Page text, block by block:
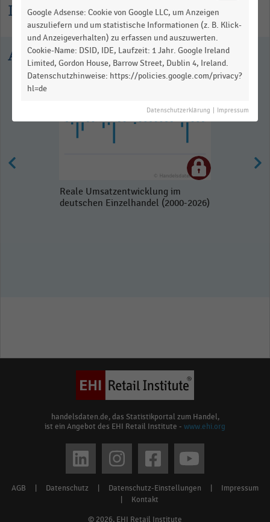
Informationen zur Statistik
Ausgewählte Statistiken
Reale Umsatzentwicklung im
deutschen Einzelhandel (2000-2026)
handelsdaten.de, das Statistikportal zum Handel,
ist ein Angebot des EHI Retail Institute - www.ehi.org
© 2026, EHI Retail Institute
Footer
AGB Datenschutz Datenschutz-Einstellungen
Impressum
Kontakt
Google Adsense: Cookie von Google LLC, um Anzeigen
auszuliefern und um statistische Informationen (z. B. Klick-
und Anzeigeverhalten) zu erfassen und auszuwerten.
Cookie-Name: DSID, IDE, Laufzeit: 1 Jahr. Google Ireland
Limited, Gordon House, Barrow Street, Dublin 4, Ireland.
Datenschutzhinweise: https://policies.google.com/privacy?
hl=de
Datenschutzerklärung Impressum